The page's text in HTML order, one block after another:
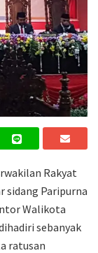
Rakyat
sidang Paripurna
Walikota
sebanyak
ratusan